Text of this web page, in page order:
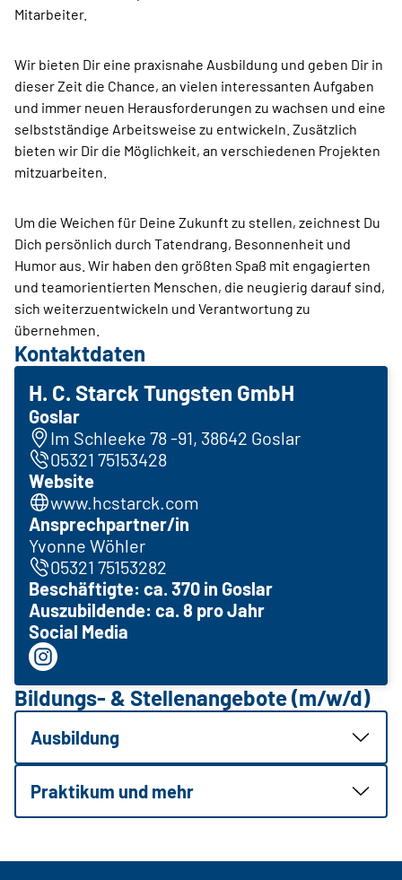
Mitarbeiter.
Wir bieten Dir eine praxisnahe Ausbildung und geben Dir in
dieser Zeit die Chance, an vielen interessanten Aufgaben
und immer neuen Herausforderungen zu wachsen und eine
selbstständige Arbeitsweise zu entwickeln. Zusätzlich
bieten wir Dir die Möglichkeit, an verschiedenen Projekten
mitzuarbeiten.
Um die Weichen für Deine Zukunft zu stellen, zeichnest Du
Dich persönlich durch Tatendrang, Besonnenheit und
Humor aus. Wir haben den größten Spaß mit engagierten
und teamorientierten Menschen, die neugierig darauf sind,
sich weiterzuentwickeln und Verantwortung zu
übernehmen.
Kontaktdaten
H. C. Starck Tungsten GmbH
Goslar
Im Schleeke 78 -91, 38642 Goslar
05321 75153428
Website
www.hcstarck.com
Ansprechpartner/in
Yvonne Wöhler
05321 75153282
Beschäftigte: ca. 370 in Goslar
Auszubildende: ca. 8 pro Jahr
Social Media
Bildungs- & Stellenangebote (m/w/d)
Ausbildung
Praktikum und mehr